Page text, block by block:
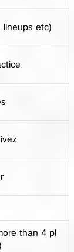
lineups etc)
than 4 pl